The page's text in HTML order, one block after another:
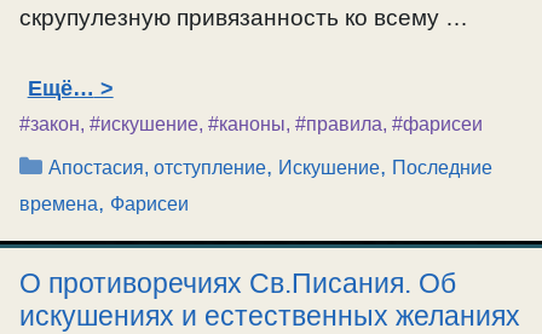
скрупулезную привязанность ко всему …
Ещё…
#закон, #искушение, #каноны, #правила, #фарисеи
Рубрики
Апостасия, отступление, Искушение, Последние
времена, Фарисеи
О противоречиях Св.Писания. Об
искушениях и естественных желаниях